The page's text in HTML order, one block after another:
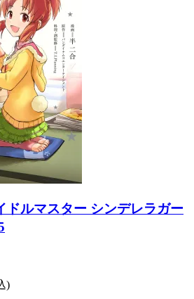
ドルマスター シンデレラガー
)